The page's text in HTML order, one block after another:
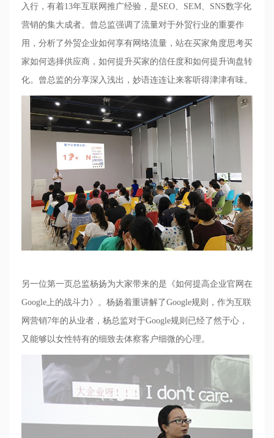
入行，有着13年互联网推广经验，是SEO SEM SNS数字化
营销的集大成者。曾总监强调了流量对于外贸行业的重要作
用，分析了外贸企业如何享有网络流量，站在买家角度思考买
家如何选择供应商，如何提升买家的信任度和如何提升询盘转
化。曾总监的分享深入浅出，妙语连连让来客听得津津有味。
另一位第一页总监杨扬为大家带来的是《如何提高企业官网在
Google上的战斗力》。杨扬着重讲解了Google规则，作为互联
网营销7年的从业者，杨总监对于Google规则已经了然于心，
又能够以女性特有的细致去体察客户细微的心理。